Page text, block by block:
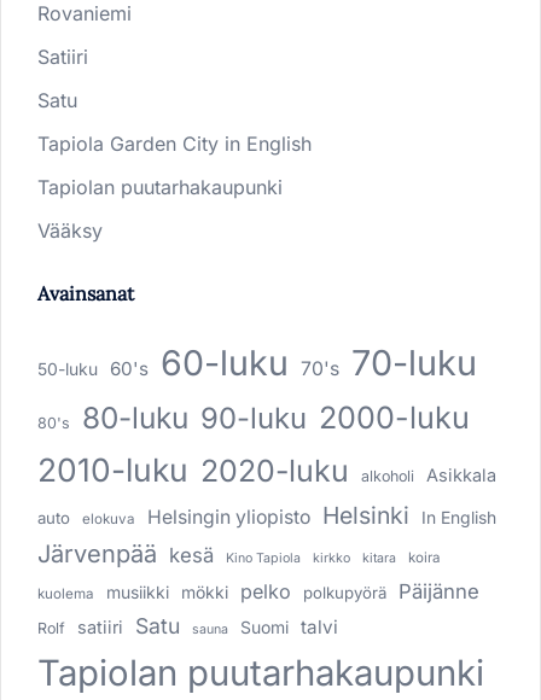
Rovaniemi
Satiiri
Satu
Tapiola Garden City in English
Tapiolan puutarhakaupunki
Vääksy
Avainsanat
50-luku 60's 60-luku 70's 70-luku
80's 80-luku 90-luku 2000-luku
2010-luku 2020-luku alkoholi Asikkala
auto elokuva Helsingin yliopisto Helsinki In English
Järvenpää kesä Kino Tapiola kirkko kitara koira
kuolema musiikki mökki pelko polkupyörä Päijänne
Rolf satiiri Satu sauna Suomi talvi
Tapiolan puutarhakaupunki